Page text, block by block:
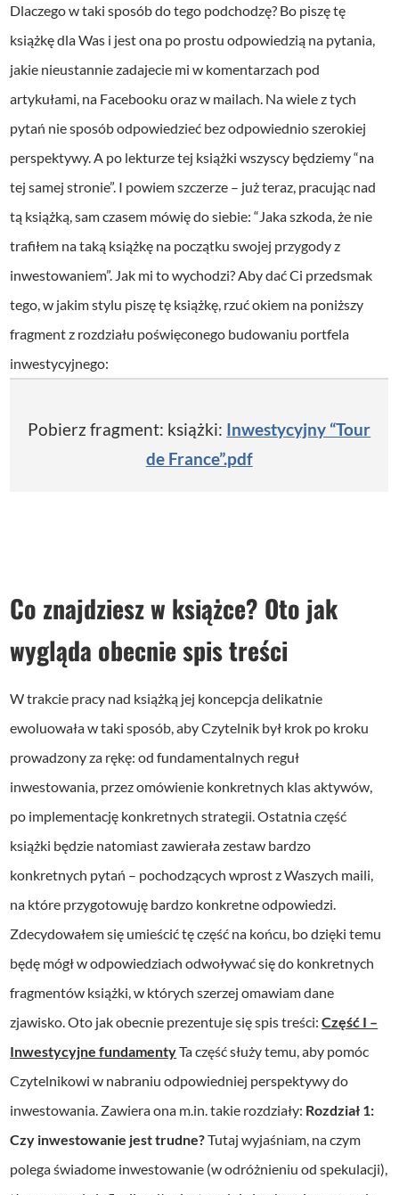
Dlaczego w taki sposób do tego podchodzę? Bo piszę tę
książkę dla Was i jest ona po prostu odpowiedzią na pytania,
jakie nieustannie zadajecie mi w komentarzach pod
artykułami, na Facebooku oraz w mailach. Na wiele z tych
pytań nie sposób odpowiedzieć bez odpowiednio szerokiej
perspektywy. A po lekturze tej książki wszyscy będziemy “na
tej samej stronie”. I powiem szczerze – już teraz, pracując nad
tą książką, sam czasem mówię do siebie: “Jaka szkoda, że nie
trafiłem na taką książkę na początku swojej przygody z
inwestowaniem”. Jak mi to wychodzi? Aby dać Ci przedsmak
tego, w jakim stylu piszę tę książkę, rzuć okiem na poniższy
fragment z rozdziału poświęconego budowaniu portfela
inwestycyjnego:
Pobierz fragment: książki: Inwestycyjny “Tour
de France”.pdf
Co znajdziesz w książce? Oto jak
wygląda obecnie spis treści
W trakcie pracy nad książką jej koncepcja delikatnie
ewoluowała w taki sposób, aby Czytelnik był krok po kroku
prowadzony za rękę: od fundamentalnych reguł
inwestowania, przez omówienie konkretnych klas aktywów,
po implementację konkretnych strategii. Ostatnia część
książki będzie natomiast zawierała zestaw bardzo
konkretnych pytań – pochodzących wprost z Waszych maili,
na które przygotowuję bardzo konkretne odpowiedzi.
Zdecydowałem się umieścić tę część na końcu, bo dzięki temu
będę mógł w odpowiedziach odwoływać się do konkretnych
fragmentów książki, w których szerzej omawiam dane
zjawisko. Oto jak obecnie prezentuje się spis treści:Część I –
Inwestycyjne fundamentyTa część służy temu, aby pomóc
Czytelnikowi w nabraniu odpowiedniej perspektywy do
inwestowania. Zawiera ona m.in. takie rozdziały: Rozdział 1:
Czy inwestowanie jest trudne?Tutaj wyjaśniam, na czym
polega świadome inwestowanie (w odróżnieniu od spekulacji),